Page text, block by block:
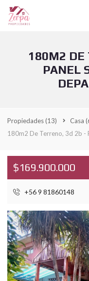
180M2 DE
PANEL
Propiedades(13) Casa
180m2 De Terreno, 3d 2b -
$169.900.000
+56 9 81860148